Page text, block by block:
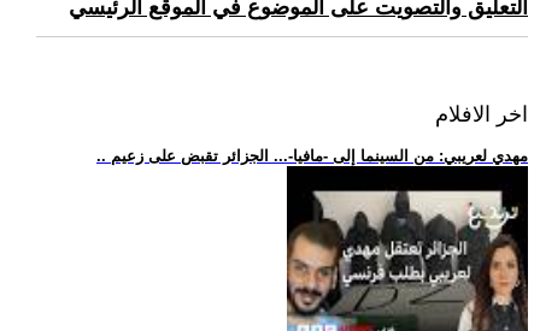
التعليق والتصويت على الموضوع في الموقع الرئيسي
اخر الافلام
.. مهدي لعريبي: من السينما إلى -مافيا-... الجزائر تقبض على زعيم